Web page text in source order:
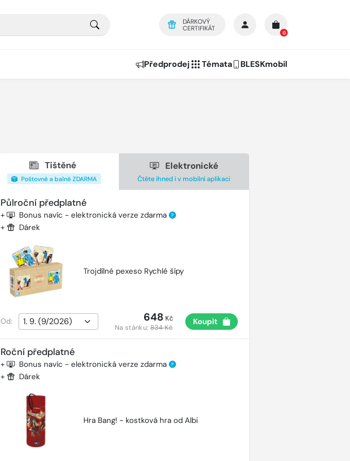
DÁRKOVÝ
CERTIFIKÁT
0
Předprodej Témata BLESKmobil
Tištěné
Poštovné a balné ZDARMA
Elektronické
Čtěte ihned i v mobilní aplikaci
Půlroční předplatné
+ Bonus navíc - elektronická verze zdarma ?
+ Dárek
Trojdílné pexeso Rychlé šípy
Od: 648 Kč
Na stánku:834 Kč
Koupit
Roční předplatné
+ Bonus navíc - elektronická verze zdarma ?
+ Dárek
Hra Bang! - kostková hra od Albi